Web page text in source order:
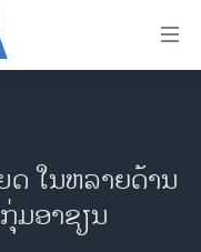
ໃນຫລາຍດ້ານ
ມອາຊຽນ